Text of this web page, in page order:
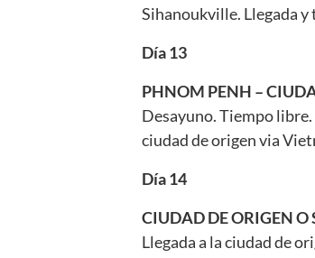
Sihanoukville. Llegada
Día 13
PHNOM PENH –
Desayuno. Tiempo
ciudad de origen via
Día 14
CIUDAD DE ORIGEN
Llegada a la ciudad de